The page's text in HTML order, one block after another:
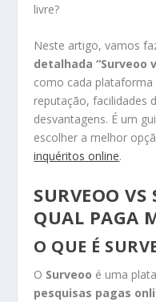
livre?
Neste artigo, vamos
detalhada “Surveoo
como cada
reputação, facilidades
desvantagens. É um
escolher a melhor
inquéritos online.
SURVEOO
QUAL PAGA
O QUE É
O Surveoo é uma
pesquisas pagas